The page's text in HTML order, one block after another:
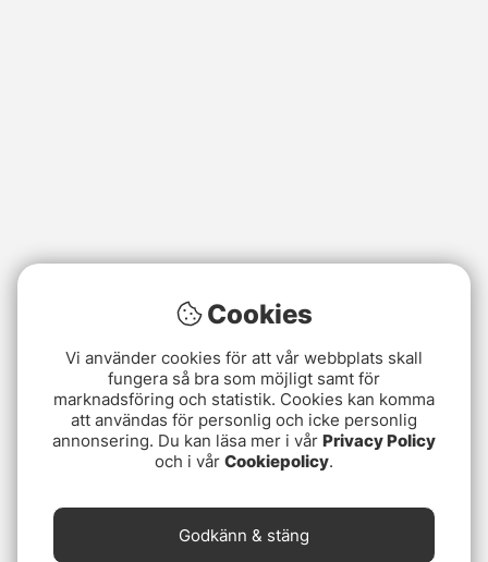
Cookies
Vi använder cookies för att vår webbplats skall
fungera så bra som möjligt samt för
marknadsföring och statistik. Cookies kan komma
att användas för personlig och icke personlig
annonsering. Du kan läsa mer i vår Privacy Policy
och i vår Cookiepolicy.
Godkänn & stäng